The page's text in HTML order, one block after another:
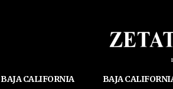
BAJA CALIFORNIA BAJA